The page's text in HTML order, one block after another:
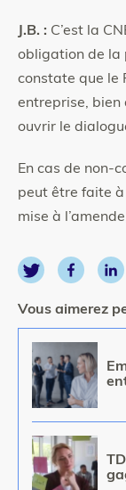
J.B. : C’est la
obligation de la
constate que le
entreprise, bien
ouvrir le
En cas de non-
peut être faite à
mise à
Vous aimerez
Image
Image